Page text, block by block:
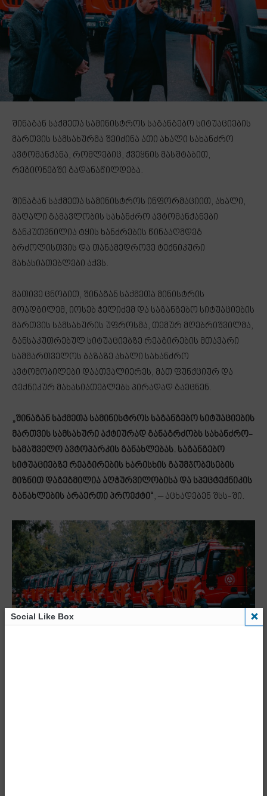
შინაგან საქმეთა სამინისტროს საგანგებო სიტუაციების
მართვის სამსახურმა შეიძინა ათი ახალი სახანძრო
ავტომანქანა, რომლებიც, ქვეყნის მასშტაბით,
რეგიონებში გადანაწილდება.
შინაგან საქმეთა სამინისტროს ინფორმაციით, ახალი,
მაღალი გამავლობის სახანძრო ავტომანქანები
განკუთვნილია ტყის ხანძრების წინააღმდეგ
ბრძოლისთვის და თანამედროვე ტექნიკური
მახასიათებლები აქვს.
მათივე ცნობით, შინაგან საქმეთა მინისტრის
მოადგილემ, იოსებ ჭელიძემ და საგანგებო სიტუაციების
მართვის სამსახურის უფროსმა, თემურ მღებრიშვილმა,
განსაკუთრებულ სიტუაციებზე რეაგირების მთავარი
სამმართველოს ბაზაზე ახალი სახანძრო
ავტომობილები დაათვალიერეს, მათ ფუნქციურ და
ტექნიკურ მახასიათებლებს პირადად გაეცნენ.
„შინაგან საქმეთა სამინისტროს საგანგებო სიტუაციების
მართვის სამსახური აქტიურად განაგრძობს სახანძრო-
სამაშველო ავტოპარკის განახლებას. საგანგებო
სიტუაციებზე რეაგირების ხარისხის გაუმჯობესების
მიზნით დაგეგმილია აღჭურვილობისა და სპეცტექნიკის
განახლების არაერთი პროექტი“, – აცხადებენ შსს-ში.
Social Like Box